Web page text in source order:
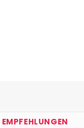
EMPFEHLUNGEN